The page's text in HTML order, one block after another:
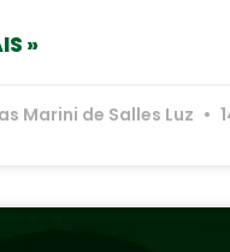
»
Marini de Salles Luz